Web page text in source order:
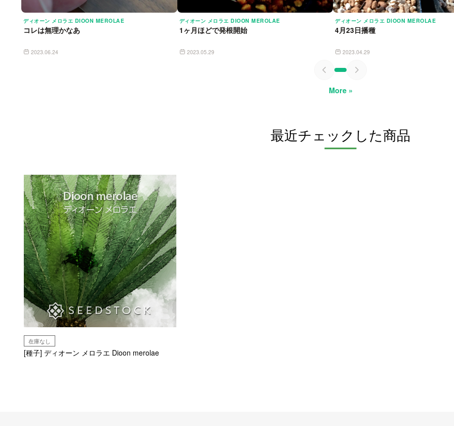
ディオーン メロラエ DIOON MEROLAE
コレは無理かなあ
2023.06.24
ディオーン メロラエ DIOON MEROLAE
1ヶ月ほどで発根開始
2023.05.29
ディオーン メロラエ DIOON MEROLAE
4月23日播種
2023.04.29
More »
最近チェックした商品
在庫なし
[種子] ディオーン メロラエ Dioon merolae